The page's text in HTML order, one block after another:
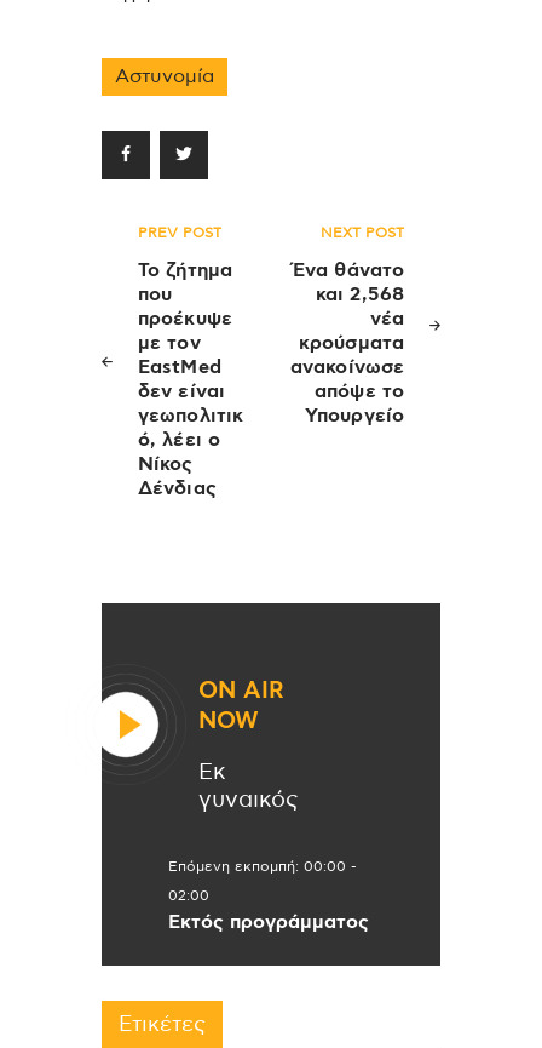
Αστυνομία
Πλοήγηση
άρθρων
PREV POST
Το ζήτημα
που
προέκυψε
με τον
EastMed
δεν είναι
γεωπολιτικ
ό, λέει ο
Νίκος
Δένδιας
NEXT POST
Ένα θάνατο
και 2,568
νέα
κρούσματα
ανακοίνωσε
απόψε το
Υπουργείο
ON AIR
NOW
Εκ
γυναικός
Επόμενη εκπομπή: 00:00 -
02:00
Εκτός προγράμματος
Ετικέτες